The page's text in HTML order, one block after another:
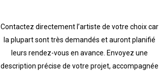
Contactez directement l’artiste de votre choix car
la plupart sont très demandés et auront planifié
leurs rendez-vous en avance. Envoyez une
description précise de votre projet, accompagnée
description of your project, if possible attached
with reference images. Depending your request,
the tattoo artist will answer to tell you his
availability.